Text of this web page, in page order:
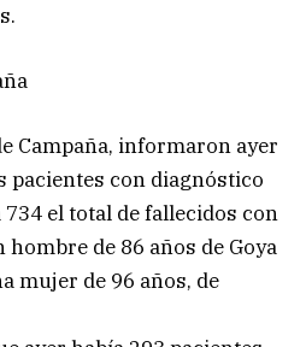
Campaña, informaron ayer
pacientes con diagnóstico
el total de fallecidos con
de 86 años de Goya
mujer de 96 años, de